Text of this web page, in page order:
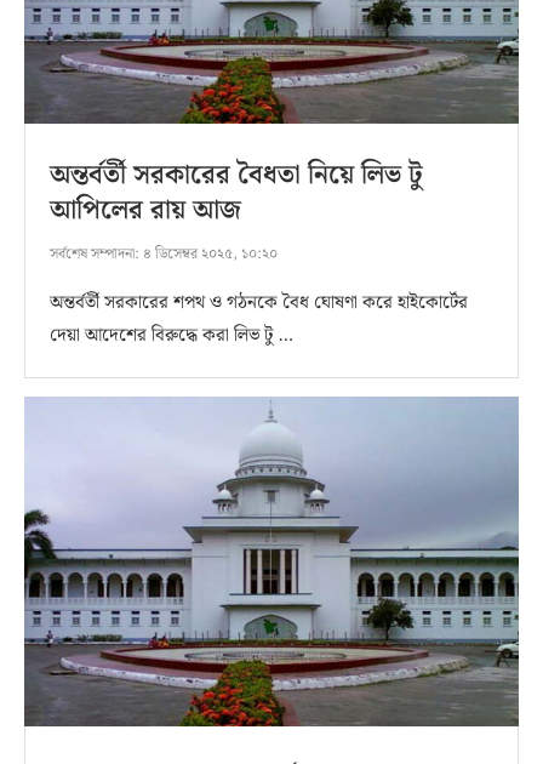
অন্তর্বর্তী সরকারের বৈধতা নিয়ে লিভ টু
আপিলের রায় আজ
সর্বশেষ সম্পাদনা: ৪ ডিসেম্বর ২০২৫, ১০:২০
অন্তর্বর্তী সরকারের শপথ ও গঠনকে বৈধ ঘোষণা করে হাইকোর্টের
দেয়া আদেশের বিরুদ্ধে করা লিভ টু …